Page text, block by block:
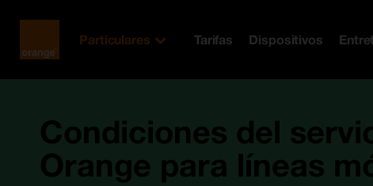
España
Particulares Tarifas Dispositivos
Condiciones del
Orange para líneas